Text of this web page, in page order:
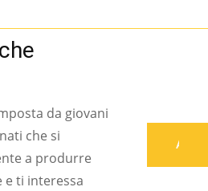
da giovani
che si
a produrre
e ti interessa